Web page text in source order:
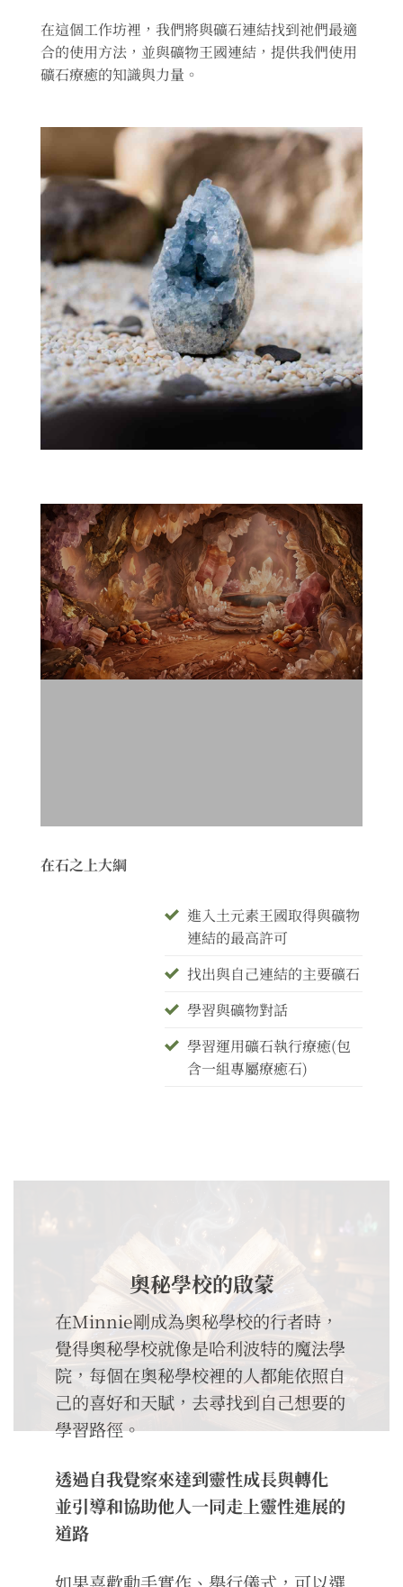
在這個工作坊裡，我們將與礦石連結找到祂們最適
合的使用方法，並與礦物王國連結，提供我們使用
礦石療癒的知識與力量。
在石之上大綱
進入土元素王國取得與礦物
連結的最高許可
找出與自己連結的主要礦石
學習與礦物對話
學習運用礦石執行療癒(包
含一組專屬療癒石)
奧秘學校的啟蒙
在Minnie剛成為奧秘學校的行者時，
覺得奧秘學校就像是哈利波特的魔法學
院，每個在奧秘學校裡的人都能依照自
己的喜好和天賦，去尋找到自己想要的
學習路徑。
透過自我覺察來達到靈性成長與轉化
並引導和協助他人一同走上靈性進展的
道路
如果喜歡動手實作、舉行儀式，可以選